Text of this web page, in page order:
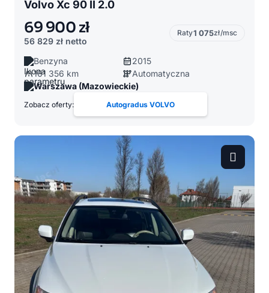
Volvo Xc 90 II 2.0
69 900 zł
56 829 zł netto
Raty1 075zł/msc
Benzyna
2015
161 356 km
Automatyczna
Warszawa (Mazowieckie)
Zobacz oferty: Autogradus VOLVO